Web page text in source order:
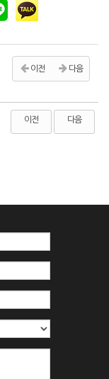
이전 다음
이전 다음